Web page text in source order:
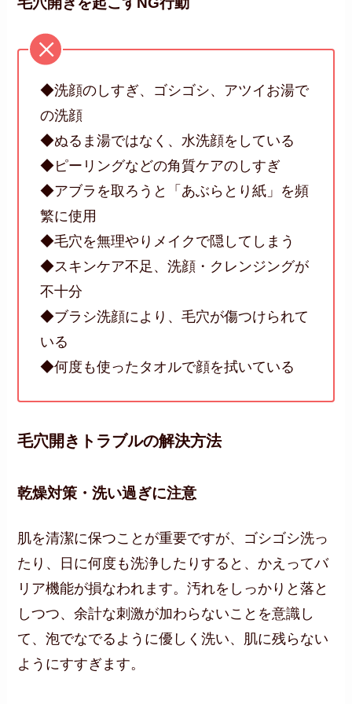
◆洗顔のしすぎ、ゴシゴシ、アツイお湯で
の洗顔
◆ぬるま湯ではなく、水洗顔をしている
◆ピーリングなどの角質ケアのしすぎ
◆アブラを取ろうと「あぶらとり紙」を頻
繁に使用
◆毛穴を無理やりメイクで隠してしまう
◆スキンケア不足、洗顔・クレンジングが
不十分
◆ブラシ洗顔により、毛穴が傷つけられて
いる
◆何度も使ったタオルで顔を拭いている
毛穴開きトラブルの解決方法
乾燥対策・洗い過ぎに注意
肌を清潔に保つことが重要ですが、ゴシゴシ洗っ
たり、日に何度も洗浄したりすると、かえってバ
リア機能が損なわれます。汚れをしっかりと落と
しつつ、余計な刺激が加わらないことを意識し
て、泡でなでるように優しく洗い、肌に残らない
ようにすすぎます。